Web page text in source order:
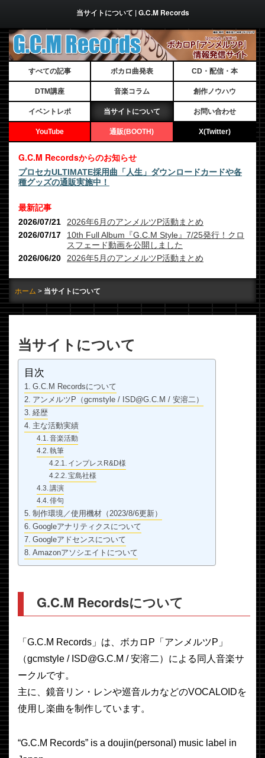
当サイトについて | G.C.M Records
すべての記事 ボカロ曲発表 CD・配信・本
DTM講座 音楽コラム 創作ノウハウ
イベントレポ 当サイトについて お問い合わせ
YouTube 通販(BOOTH) X(Twitter)
G.C.M Recordsからのお知らせ
プロセカULTIMATE採用曲「人生」ダウンロードカードや各
種グッズの通販実施中！
最新記事
2026年6月のアンメルツP活動まとめ
2026/07/21
10th Full Album『G.C.M Style』7/25発行！クロ
スフェード動画を公開しました
2026/07/17
2026年5月のアンメルツP活動まとめ
2026/06/20
ホーム 当サイトについて
当サイトについて
目次
G.C.M Recordsについて
アンメルツP（gcmstyle / ISD@G.C.M / 安溶二）
経歴
主な活動実績
音楽活動
執筆
インプレスR&D様
宝島社様
講演
俳句
制作環境／使用機材（2023/8/6更新）
Googleアナリティクスについて
Googleアドセンスについて
Amazonアソシエイトについて
G.C.M Recordsについて
「G.C.M Records」は、ボカロP「アンメルツP」
（gcmstyle / ISD@G.C.M / 安溶二）による同人音楽サ
ークルです。
主に、鏡音リン・レンや巡音ルカなどのVOCALOIDを
使用し楽曲を制作しています。
“G.C.M Records” is a doujin(personal) music label in